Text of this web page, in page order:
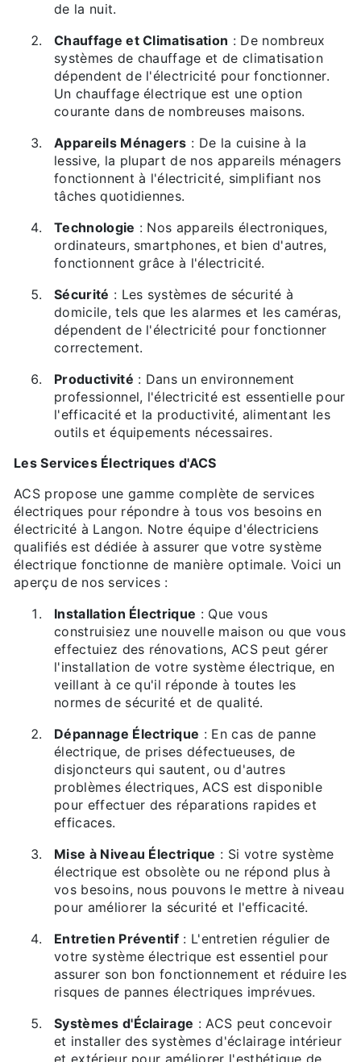
de la nuit.
Chauffage et Climatisation : De nombreux
systèmes de chauffage et de climatisation
dépendent de l'électricité pour fonctionner.
Un chauffage électrique est une option
courante dans de nombreuses maisons.
Appareils Ménagers : De la cuisine à la
lessive, la plupart de nos appareils ménagers
fonctionnent à l'électricité, simplifiant nos
tâches quotidiennes.
Technologie : Nos appareils électroniques,
ordinateurs, smartphones, et bien d'autres,
fonctionnent grâce à l'électricité.
Sécurité : Les systèmes de sécurité à
domicile, tels que les alarmes et les caméras,
dépendent de l'électricité pour fonctionner
correctement.
Productivité : Dans un environnement
professionnel, l'électricité est essentielle pour
l'efficacité et la productivité, alimentant les
outils et équipements nécessaires.
Les Services Électriques d'ACS
ACS propose une gamme complète de services
électriques pour répondre à tous vos besoins en
électricité à Langon. Notre équipe d'électriciens
qualifiés est dédiée à assurer que votre système
électrique fonctionne de manière optimale. Voici un
aperçu de nos services :
Installation Électrique : Que vous
construisiez une nouvelle maison ou que vous
effectuiez des rénovations, ACS peut gérer
l'installation de votre système électrique, en
veillant à ce qu'il réponde à toutes les
normes de sécurité et de qualité.
Dépannage Électrique : En cas de panne
électrique, de prises défectueuses, de
disjoncteurs qui sautent, ou d'autres
problèmes électriques, ACS est disponible
pour effectuer des réparations rapides et
efficaces.
Mise à Niveau Électrique : Si votre système
électrique est obsolète ou ne répond plus à
vos besoins, nous pouvons le mettre à niveau
pour améliorer la sécurité et l'efficacité.
Entretien Préventif : L'entretien régulier de
votre système électrique est essentiel pour
assurer son bon fonctionnement et réduire les
risques de pannes électriques imprévues.
Systèmes d'Éclairage : ACS peut concevoir
et installer des systèmes d'éclairage intérieur
et extérieur pour améliorer l'esthétique de